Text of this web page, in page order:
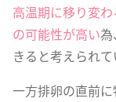
高温期に移り変
の可能性が高い
きると考えられて
一方排卵の直前に